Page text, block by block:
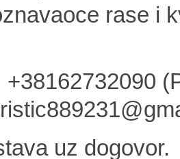
rase i
uz dogovor.